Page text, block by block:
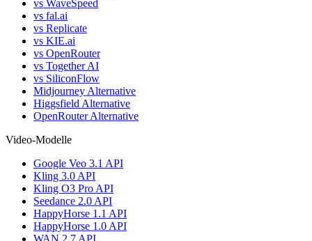
vs WaveSpeed
vs fal.ai
vs Replicate
vs KIE.ai
vs OpenRouter
vs Together AI
vs SiliconFlow
Midjourney Alternative
Higgsfield Alternative
OpenRouter Alternative
Video-Modelle
Google Veo 3.1 API
Kling 3.0 API
Kling O3 Pro API
Seedance 2.0 API
HappyHorse 1.1 API
HappyHorse 1.0 API
WAN 2.7 API